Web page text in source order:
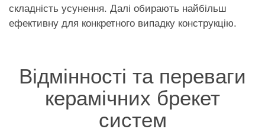
складність усунення. Далі обирають найбільш
ефективну для конкретного випадку конструкцію.
Відмінності та переваги
керамічних брекет
систем